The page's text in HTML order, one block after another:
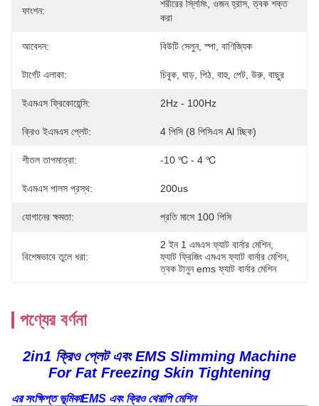
ফাংশন:
শরীরের স্লিমিং, ওজন হ্রাস, ত্বক শক্ত
করা
আবেদন: বিউটি সেলুন, স্পা, বাণিজ্যিক
টার্গেট এলাকা: চিবুক, ঘাড়, পিঠ, বাহু, পেট, উরু, বাছুর
ইএমএস ফ্রিকোয়েন্সি: 2Hz - 100Hz
ক্রিও ইএমএস প্লেট: 4 পিসি (8 পিসিএস Al চ্ছিক)
শীতল তাপমাত্রা: -10 ℃ - 4 ℃
ইএমএস পালস প্রস্থ: 200us
যোগানের ক্ষমতা: প্রতি মাসে 100 পিসি
বিশেষভাবে তুলে ধরা:
2 ইন 1 এমএস ফ্যাট বার্নার মেশিন,
ফ্যাট ফ্রিজিং এমএস ফ্যাট বার্নার মেশিন,
ত্বক টানুন ems ফ্যাট বার্নার মেশিন
পণ্যের বর্ণনা
2in1 ক্রিও প্লেট এবং EMS Slimming Machine
For Fat Freezing Skin Tightening
এর সংক্ষিপ্ত ভূমিকাEMS এবং ক্রিও থেরাপি মেশিন